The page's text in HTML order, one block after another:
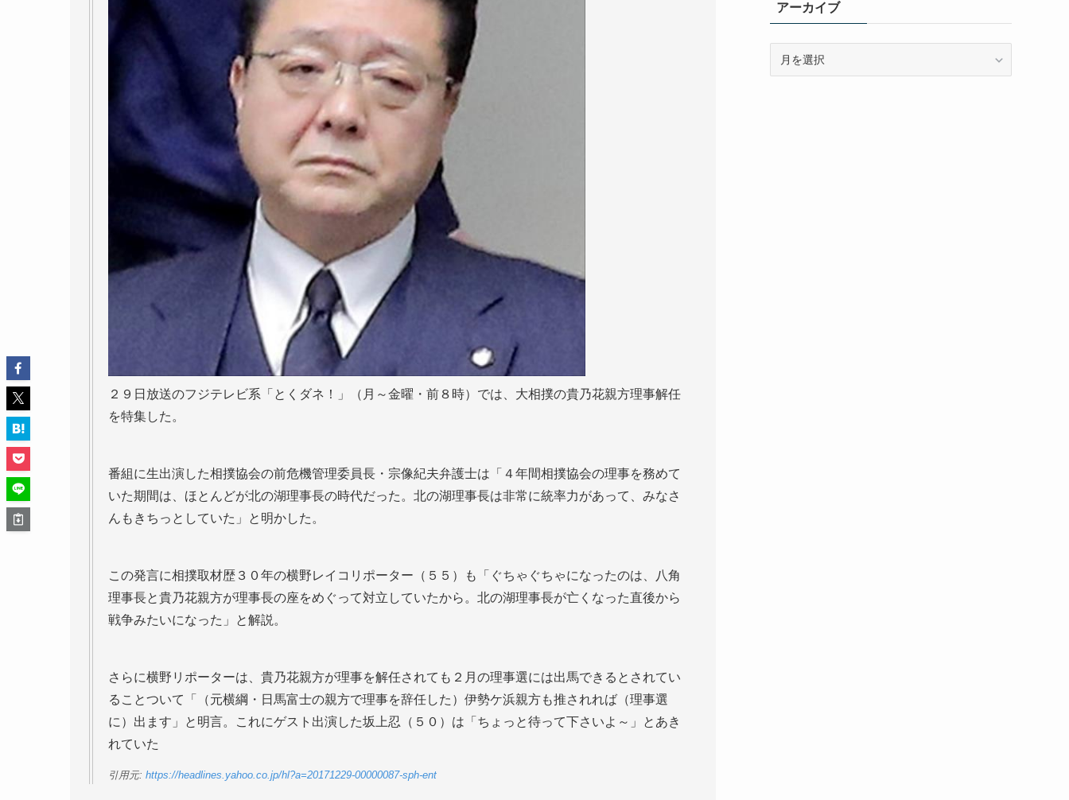
２９日放送のフジテレビ系「とくダネ！」（月～金曜・前８時）では、大相撲の貴乃花親方理事解任
を特集した。
番組に生出演した相撲協会の前危機管理委員長・宗像紀夫弁護士は「４年間相撲協会の理事を務めて
いた期間は、ほとんどが北の湖理事長の時代だった。北の湖理事長は非常に統率力があって、みなさ
んもきちっとしていた」と明かした。
この発言に相撲取材歴３０年の横野レイコリポーター（５５）も「ぐちゃぐちゃになったのは、八角
理事長と貴乃花親方が理事長の座をめぐって対立していたから。北の湖理事長が亡くなった直後から
戦争みたいになった」と解説。
さらに横野リポーターは、貴乃花親方が理事を解任されても２月の理事選には出馬できるとされてい
ることついて「（元横綱・日馬富士の親方で理事を辞任した）伊勢ケ浜親方も推されれば（理事選
に）出ます」と明言。これにゲスト出演した坂上忍（５０）は「ちょっと待って下さいよ～」とあき
れていた
引用元: https://headlines.yahoo.co.jp/hl?a=20171229-00000087-sph-ent
ーアーカイブ